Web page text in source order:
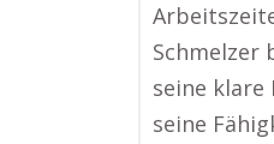
Schmelzer
seine
seine